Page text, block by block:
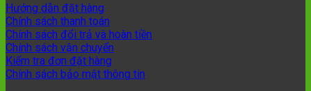
Hướng dẫn đặt hàng
Chính sách thanh toán
Chính sách đổi trả và hoàn tiền
Chính sách vận chuyển
Kiểm tra đơn đặt hàng
Chính sách bảo mật thông tin